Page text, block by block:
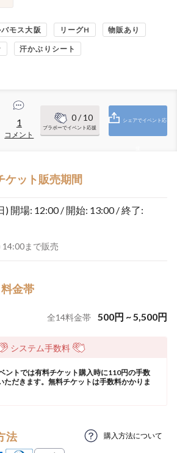
モス大阪 リーグH 物販あり
汗かぶりシート
1
コメント
0/ 10
ブラボーでイベント応援
シェアでイベント応
ケット販売期間
) 開場: 12:00 / 開始: 13:00 / 終了:
まで販売
金帯
全14料金帯 500円 ~5,500円
システム手数料
ントでは有料チケット購入時に110円の手数
ただきます。無料チケットは手数料かかりま
法 購入方法について